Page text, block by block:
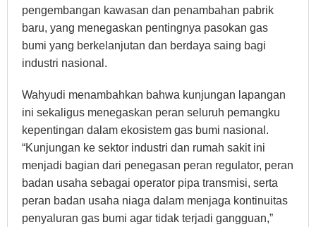
pengembangan kawasan dan penambahan pabrik
baru, yang menegaskan pentingnya pasokan gas
bumi yang berkelanjutan dan berdaya saing bagi
industri nasional.
Wahyudi menambahkan bahwa kunjungan lapangan
ini sekaligus menegaskan peran seluruh pemangku
kepentingan dalam ekosistem gas bumi nasional.
“Kunjungan ke sektor industri dan rumah sakit ini
menjadi bagian dari penegasan peran regulator, peran
badan usaha sebagai operator pipa transmisi, serta
peran badan usaha niaga dalam menjaga kontinuitas
penyaluran gas bumi agar tidak terjadi gangguan,”